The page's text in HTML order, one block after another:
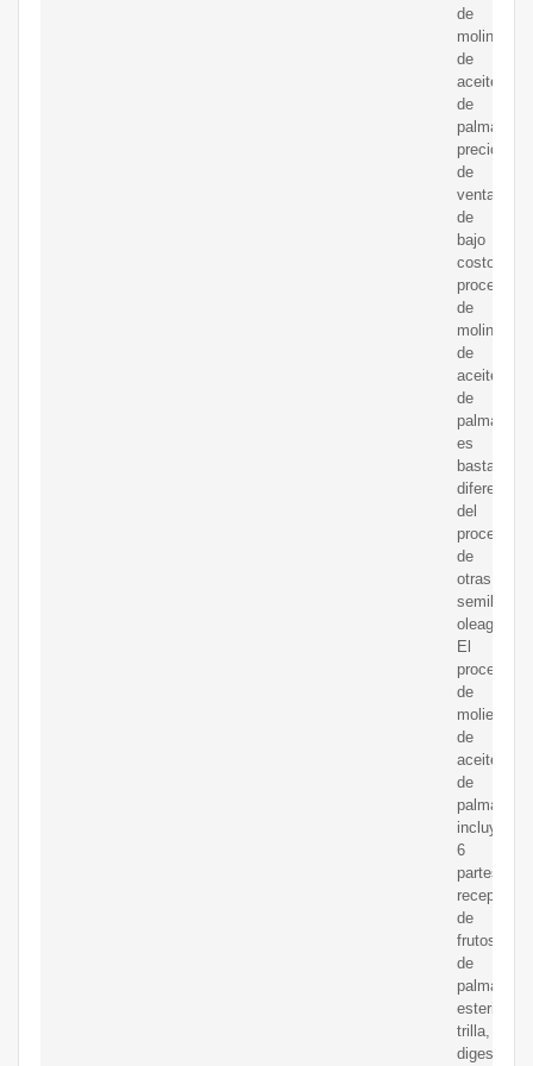
de
molino
de
aceite
de
palma,
precio
de
venta
de
bajo
costoEl
proceso
de
molino
de
aceite
de
palma
es
bastante
diferente
del
de
otras
semillas
El
proceso
de
molienda
de
aceite
de
palma
incluye
6
partes:
recepción
de
frutos
de
palma,
trilla,
digestión